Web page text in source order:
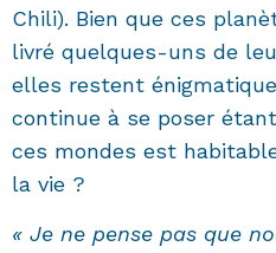
Chili). Bien que ces
livré quelques-uns de
elles restent
continue à se poser
ces mondes est
la vie ?
« Je ne pense pas que